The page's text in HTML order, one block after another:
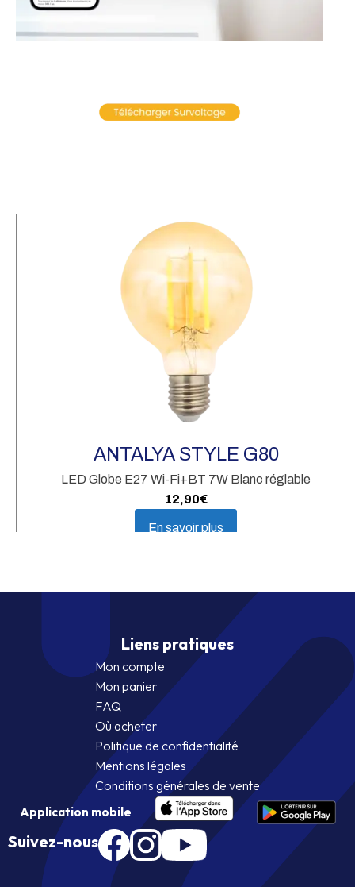
ANTALYA STYLE G80
LED Globe E27 Wi-Fi+BT 7W Blanc réglable
12,90€
En savoir plus
Liens pratiques
Mon compte
Mon panier
FAQ
Où acheter
Politique de confidentialité
Mentions légales
Conditions générales de vente
Application mobile
Suivez-nous